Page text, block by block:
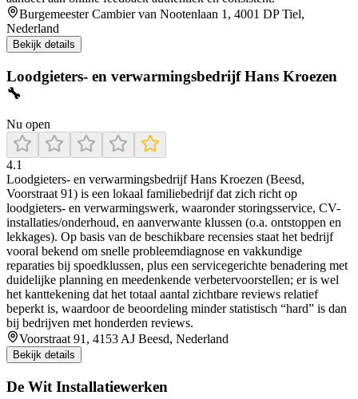
Burgemeester Cambier van Nootenlaan 1, 4001 DP Tiel,
Nederland
Bekijk details
Loodgieters- en verwarmingsbedrijf Hans Kroezen
🔧
Nu open
4.1
Loodgieters- en verwarmingsbedrijf Hans Kroezen (Beesd,
Voorstraat 91) is een lokaal familiebedrijf dat zich richt op
loodgieters- en verwarmingswerk, waaronder storingsservice, CV-
installaties/onderhoud, en aanverwante klussen (o.a. ontstoppen en
lekkages). Op basis van de beschikbare recensies staat het bedrijf
vooral bekend om snelle probleemdiagnose en vakkundige
reparaties bij spoedklussen, plus een servicegerichte benadering met
duidelijke planning en meedenkende verbetervoorstellen; er is wel
het kanttekening dat het totaal aantal zichtbare reviews relatief
beperkt is, waardoor de beoordeling minder statistisch “hard” is dan
bij bedrijven met honderden reviews.
Voorstraat 91, 4153 AJ Beesd, Nederland
Bekijk details
De Wit Installatiewerken